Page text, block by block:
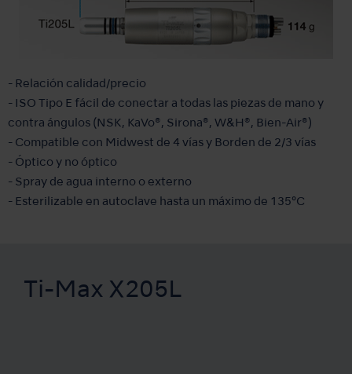
- Relación calidad/precio
- ISO Tipo E fácil de conectar a todas las piezas de mano y
contra ángulos (NSK, KaVo®, Sirona®, W&H®, Bien-Air®)
- Compatible con Midwest de 4 vías y Borden de 2/3 vías
- Óptico y no óptico
- Spray de agua interno o externo
- Esterilizable en autoclave hasta un máximo de 135°C
Ti-Max X205L